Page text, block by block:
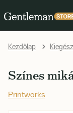
Kezdőlap
Színes
Printworks